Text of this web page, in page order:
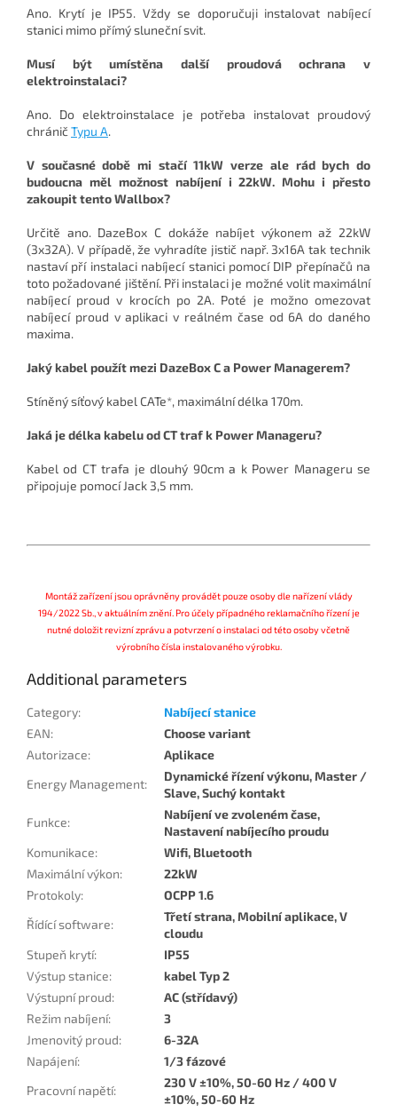
Ano. Krytí je IP55. Vždy se doporučuji instalovat nabíjecí
stanici mimo přímý sluneční svit.
Musí být umístěna další proudová ochrana v
elektroinstalaci?
Ano. Do elektroinstalace je potřeba instalovat proudový
chránič Typu A.
V současné době mi stačí 11kW verze ale rád bych do
budoucna měl možnost nabíjení i 22kW. Mohu i přesto
zakoupit tento Wallbox?
Určitě ano. DazeBox C dokáže nabíjet výkonem až 22kW
(3x32A). V případě, že vyhradíte jistič např. 3x16A tak technik
nastaví pří instalaci nabíjecí stanici pomocí DIP přepínačů na
toto požadované jištění. Při instalaci je možné volit maximální
nabíjecí proud v krocích po 2A. Poté je možno omezovat
nabíjecí proud v aplikaci v reálném čase od 6A do daného
maxima.
Jaký kabel použít mezi DazeBox C a Power Managerem?
Stíněný síťový kabel CATe*, maximální délka 170m.
Jaká je délka kabelu od CT traf k Power Manageru?
Kabel od CT trafa je dlouhý 90cm a k Power Manageru se
připojuje pomocí Jack 3,5 mm.
Montáž zařízení jsou oprávněny provádět pouze osoby dle nařízení vlády
194/2022 Sb., v aktuálním znění. Pro účely případného reklamačního řízení je
nutné doložit revizní zprávu a potvrzení o instalaci od této osoby včetně
výrobního čísla instalovaného výrobku.
Additional parameters
Category:
Nabíjecí stanice
EAN:
Choose variant
Autorizace:
Aplikace
Energy Management:
Dynamické řízení výkonu, Master /
Slave, Suchý kontakt
Funkce:
Nabíjení ve zvoleném čase,
Nastavení nabíjecího proudu
Komunikace:
Wifi, Bluetooth
Maximální výkon:
22kW
Protokoly:
OCPP 1.6
Řídící software:
Třetí strana, Mobilní aplikace, V
cloudu
Stupeň krytí:
IP55
Výstup stanice:
kabel Typ 2
Výstupní proud:
AC (střídavý)
Režim nabíjení:
3
Jmenovitý proud:
6-32A
Napájení:
1/3 fázové
Pracovní napětí:
230 V ±10%, 50-60 Hz / 400 V
±10%, 50-60 Hz